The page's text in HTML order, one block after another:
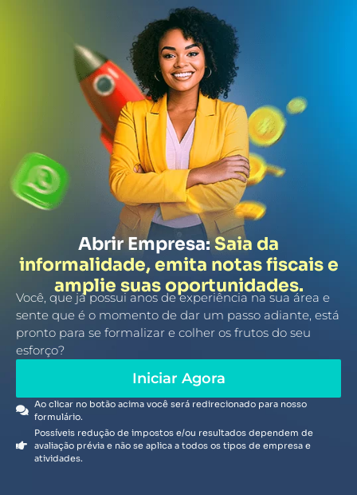
Abrir Empresa:Saia da
informalidade, emita notas fiscais e
amplie suas oportunidades.
Você, que já possui anos de experiência na sua área e
sente que é o momento de dar um passo adiante, está
pronto para se formalizar e colher os frutos do seu
esforço?
Iniciar Agora
Ao clicar no botão acima você será redirecionado para nosso
formulário.
Possíveis redução de impostos e/ou resultados dependem de
avaliação prévia e não se aplica a todos os tipos de empresa e
atividades.